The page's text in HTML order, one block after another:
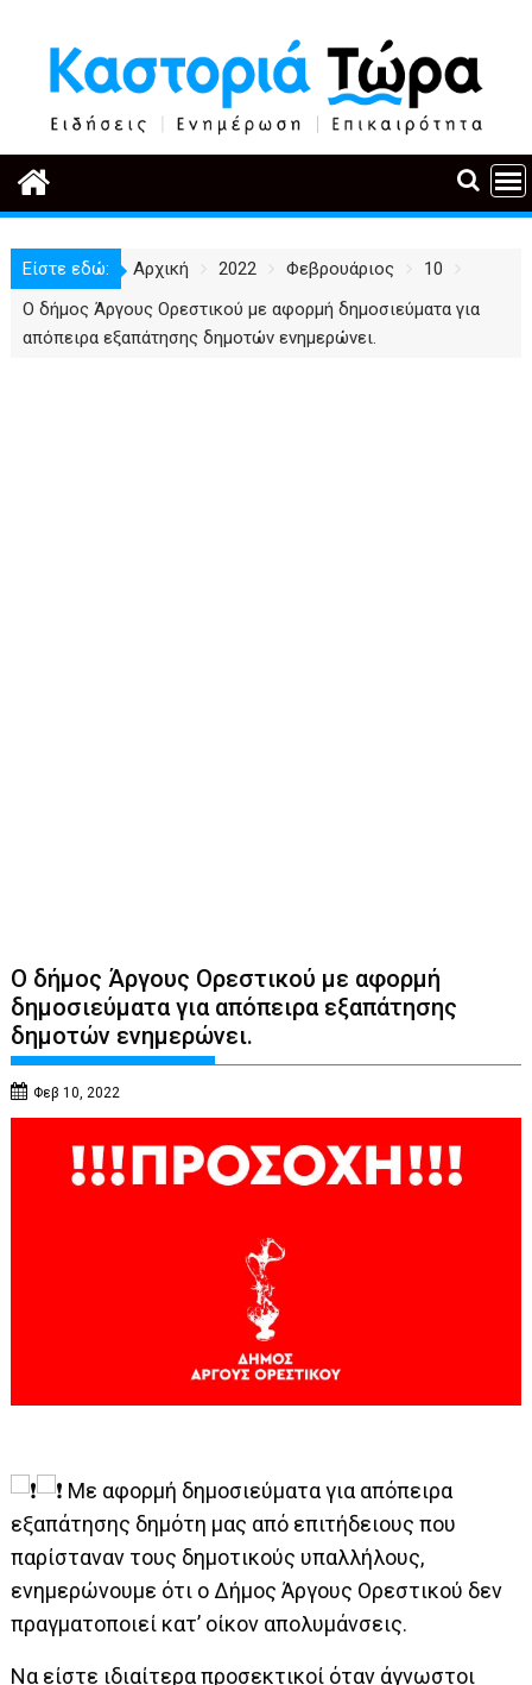
περιεχόμενο
Είστε εδώ: Αρχική 2022 Φεβρουάριος
10
Ο δήμος Άργους Ορεστικού με αφορμή δημοσιεύματα για
απόπειρα εξαπάτησης δημοτών ενημερώνει.
Ο δήμος Άργους Ορεστικού με αφορμή
δημοσιεύματα για απόπειρα εξαπάτησης
δημοτών ενημερώνει.
Φεβ 10, 2022
Με αφορμή δημοσιεύματα για απόπειρα
εξαπάτησης δημότη μας από επιτήδειους που
παρίσταναν τους δημοτικούς υπαλλήλους,
ενημερώνουμε ότι ο Δήμος Άργους Ορεστικού δεν
πραγματοποιεί κατ’ οίκον απολυμάνσεις.
Να είστε ιδιαίτερα προσεκτικοί όταν άγνωστοι